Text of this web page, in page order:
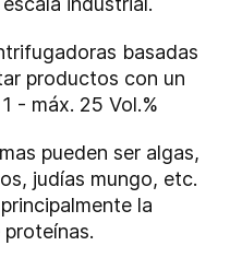
basadas
productos con un
- máx. 25 Vol.%
pueden ser algas,
judías mungo, etc.
la